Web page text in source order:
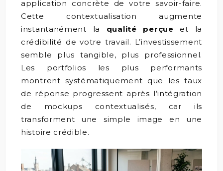
application concrète de votre savoir-faire.
Cette contextualisation augmente
instantanément la qualité perçue et la
crédibilité de votre travail. L’investissement
semble plus tangible, plus professionnel.
Les portfolios les plus performants
montrent systématiquement que les taux
de réponse progressent après l’intégration
de mockups contextualisés, car ils
transforment une simple image en une
histoire crédible.